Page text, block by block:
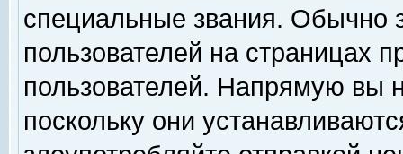
специальные звания. Обычно
пользователей на страницах
пользователей. Напрямую вы
поскольку они